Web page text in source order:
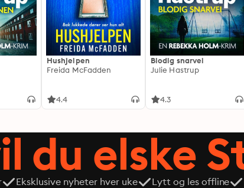
Hushjelpen
Freida McFadden
4.4
Blodig snarvei
Julie Hastrup
4.3
du elske
Eksklusive nyheter hver uke Lytt og les offline